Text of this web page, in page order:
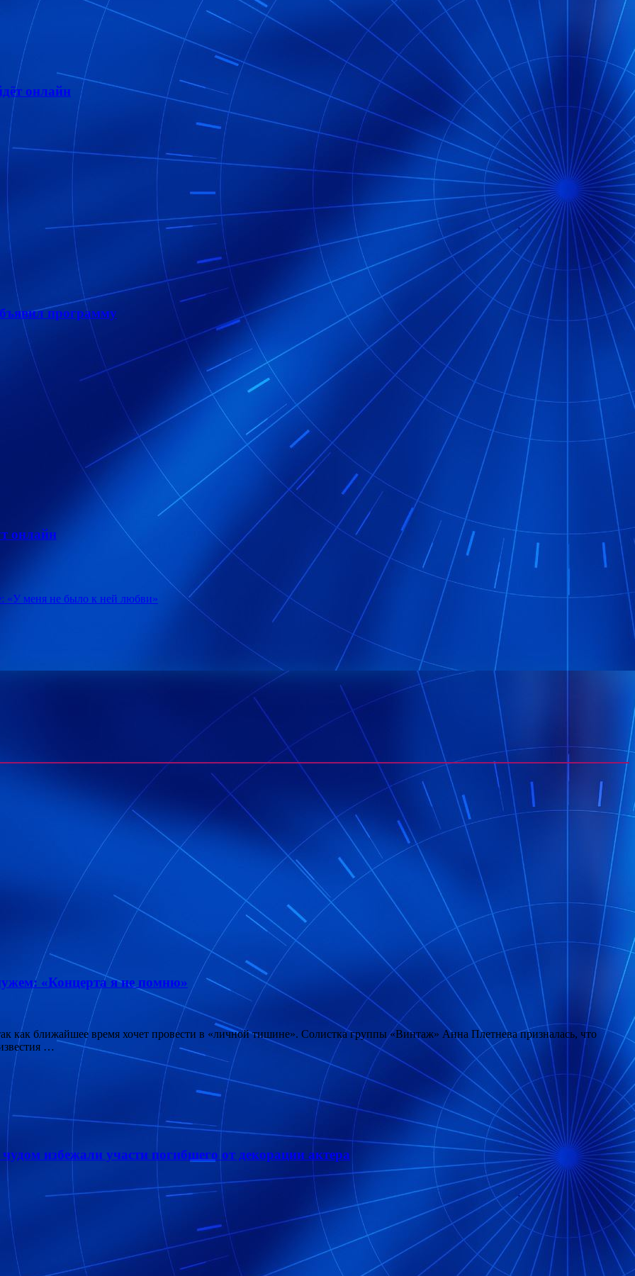
онлайн
программу
онлайн
«У меня не было к ней любви»
«Концерта я не помню»
как ближайшее время хочет провести в «личной тишине». Солистка группы «Винтаж» Анна Плетнева призналась, что
…
избежали участи погибшего от декорации актера